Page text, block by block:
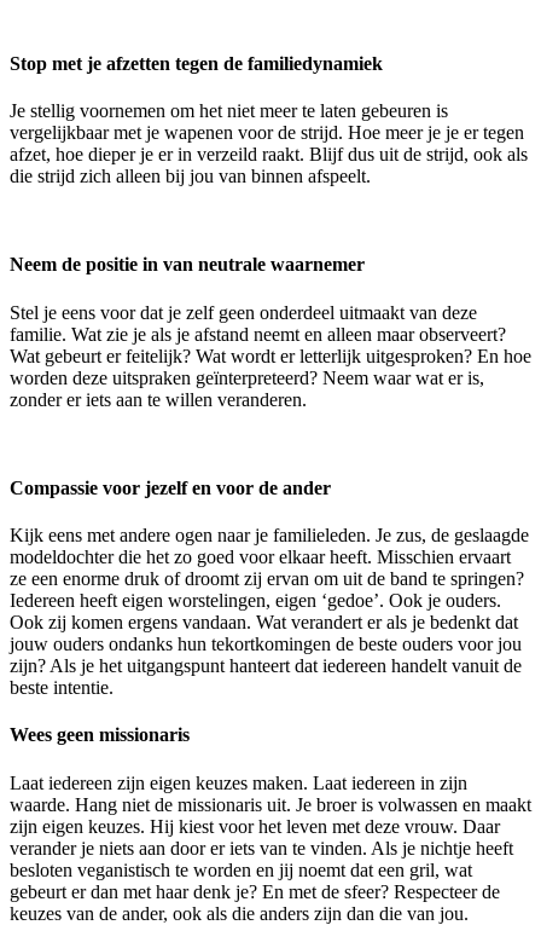
Stop met je afzetten tegen de familiedynamiek
Je stellig voornemen om het niet meer te laten gebeuren is
vergelijkbaar met je wapenen voor de strijd. Hoe meer je je er tegen
afzet, hoe dieper je er in verzeild raakt. Blijf dus uit de strijd, ook als
die strijd zich alleen bij jou van binnen afspeelt.
Neem de positie in van neutrale waarnemer
Stel je eens voor dat je zelf geen onderdeel uitmaakt van deze
familie. Wat zie je als je afstand neemt en alleen maar observeert?
Wat gebeurt er feitelijk? Wat wordt er letterlijk uitgesproken? En hoe
worden deze uitspraken geïnterpreteerd? Neem waar wat er is,
zonder er iets aan te willen veranderen.
Compassie voor jezelf en voor de ander
Kijk eens met andere ogen naar je familieleden. Je zus, de geslaagde
modeldochter die het zo goed voor elkaar heeft. Misschien ervaart
ze een enorme druk of droomt zij ervan om uit de band te springen?
Iedereen heeft eigen worstelingen, eigen ‘gedoe’. Ook je ouders.
Ook zij komen ergens vandaan. Wat verandert er als je bedenkt dat
jouw ouders ondanks hun tekortkomingen de beste ouders voor jou
zijn? Als je het uitgangspunt hanteert dat iedereen handelt vanuit de
beste intentie.
Wees geen missionaris
Laat iedereen zijn eigen keuzes maken. Laat iedereen in zijn
waarde. Hang niet de missionaris uit. Je broer is volwassen en maakt
zijn eigen keuzes. Hij kiest voor het leven met deze vrouw. Daar
verander je niets aan door er iets van te vinden. Als je nichtje heeft
besloten veganistisch te worden en jij noemt dat een gril, wat
gebeurt er dan met haar denk je? En met de sfeer? Respecteer de
keuzes van de ander, ook als die anders zijn dan die van jou.